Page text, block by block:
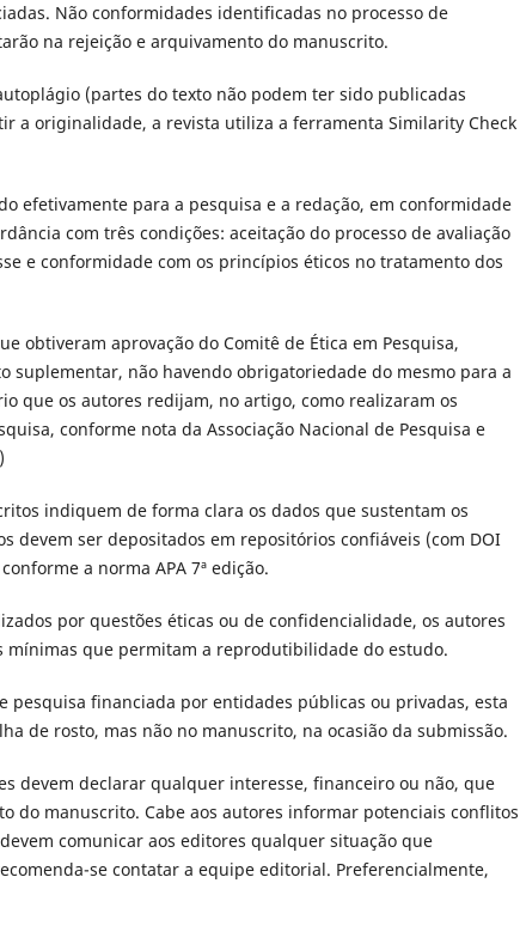
Não conformidades identificadas no processo de
na rejeição e arquivamento do manuscrito.
(partes do texto não podem ter sido publicadas
a originalidade, a revista utiliza a ferramenta Similarity Check
efetivamente para a pesquisa e a redação, em conformidade
com três condições: aceitação do processo de avaliação
e conformidade com os princípios éticos no tratamento dos
obtiveram aprovação do Comitê de Ética em Pesquisa,
suplementar, não havendo obrigatoriedade do mesmo para a
que os autores redijam, no artigo, como realizaram os
conforme nota da Associação Nacional de Pesquisa e
)
indiquem de forma clara os dados que sustentam os
devem ser depositados em repositórios confiáveis (com DOI
a norma APA 7ª edição.
por questões éticas ou de confidencialidade, os autores
que permitam a reprodutibilidade do estudo.
pesquisa financiada por entidades públicas ou privadas, esta
de rosto, mas não no manuscrito, na ocasião da submissão.
devem declarar qualquer interesse, financeiro ou não, que
do manuscrito. Cabe aos autores informar potenciais conflitos
comunicar aos editores qualquer situação que
se contatar a equipe editorial. Preferencialmente,